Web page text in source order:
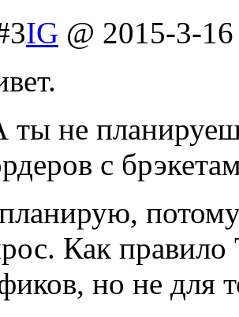
IG @ 2015-3-
ты не
с
Как
но не для